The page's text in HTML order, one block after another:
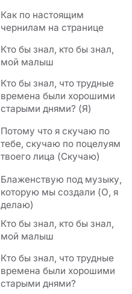
Как по настоящим
чернилам на странице
Кто бы знал, кто бы знал,
мой малыш
Кто бы знал, что трудные
времена были хорошими
старыми днями? (Я)
Потому что я скучаю по
тебе, скучаю по поцелуям
твоего лица (Скучаю)
Блаженствую под музыку,
которую мы создали (О, я
делаю)
Кто бы знал, кто бы знал,
мой малыш
Кто бы знал, что трудные
времена были хорошими
старыми днями?